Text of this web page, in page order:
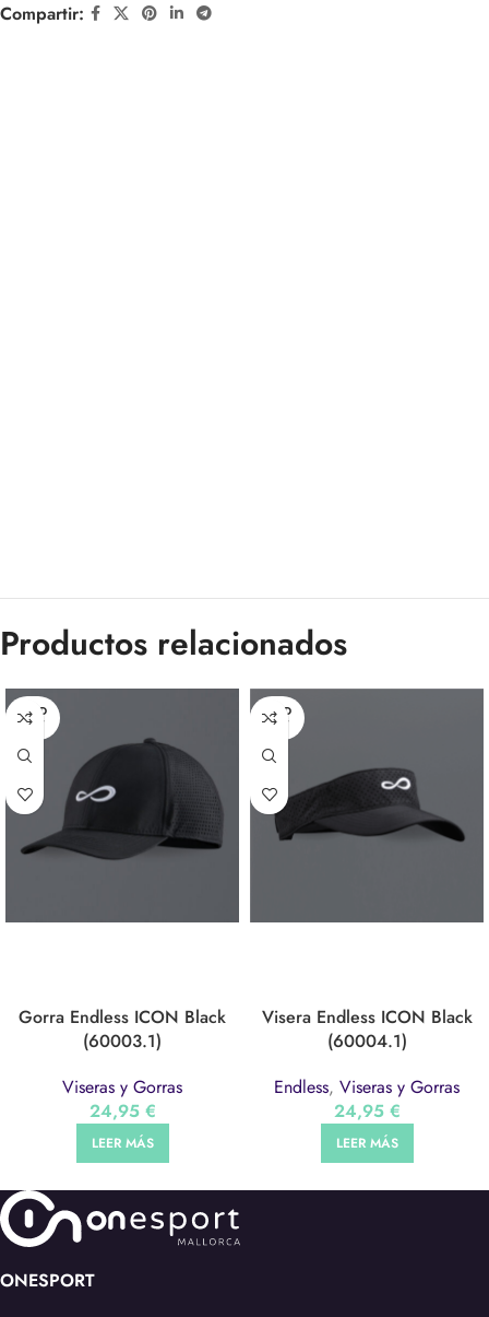
Compartir:
Productos relacionados
SOLD
OUT
Gorra Endless ICON Black
(60003.1)
Viseras y Gorras
24,95 €
LEER MÁS
SOLD
OUT
Visera Endless ICON Black
(60004.1)
Endless, Viseras y Gorras
24,95 €
LEER MÁS
ONESPORT